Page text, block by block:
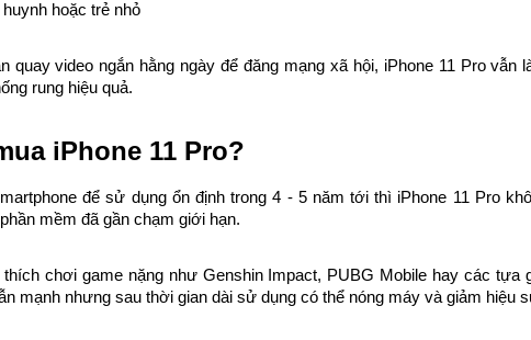
hoặc trẻ nhỏ
quay video ngắn hằng ngày để đăng mạng xã hội, iPhone 11 Pro vẫn
rung hiệu quả.
iPhone 11 Pro?
để sử dụng ổn định trong 4 - 5 năm tới thì iPhone 11 Pro
mềm đã gần chạm giới hạn.
chơi game nặng như Genshin Impact, PUBG Mobile hay các tựa
mạnh nhưng sau thời gian dài sử dụng có thể nóng máy và giảm hiệu